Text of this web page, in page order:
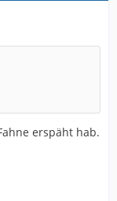
erspäht hab.